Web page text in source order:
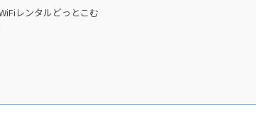
レンタルどっとこむ